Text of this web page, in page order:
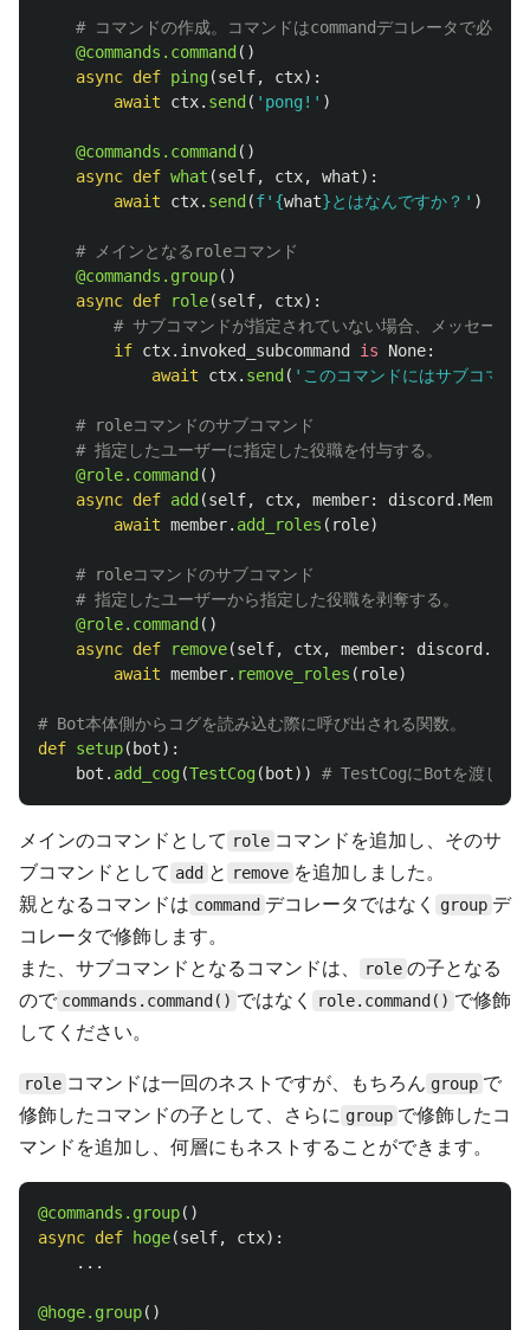
@commands.command ()
async def ping(self, ctx):
await
ctx. send ( ' pong! ' )
@commands.command ()
async def what (self, ctx, what):
await
ctx. send (f' {what}とはなんですか？ ' )
@commands.group()
async def role(self, ctx):
if ctx. invoked_subcommand is None:
await
ctx. send ( ' このコマンドにはサブコマン
@role.command ()
async def add (self, ctx, member: discord .Member
await member. add_roles ( role)
@role.command ()
async def remove(self, ctx, member: discord .
await member. remove_roles ( role)
def setup( bot):
bot . add_cog(TestCog( bot))
メインのコマンドとして role コマンドを追加し、そのサ
ブコマンドとして add と remove を追加しました。
親となるコマンドは command デコレータではなく group デ
コレータで修飾します。
また、サブコマンドとなるコマンドは、
role の子となる
ので commands.command() ではなく role.command() で修飾
してください。
role コマンドは一回のネストですが、もちろん group で
修飾したコマンドの子として、さらに group で修飾したコ
マンドを追加し、何層にもネストすることができます。
@commands.group()
async def hoge(self, ctx):
...
@hoge.group()